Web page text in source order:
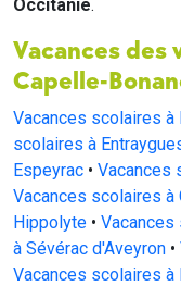
Occitanie.
Vacances des
Capelle-
Vacances scolaires à
scolaires à
Espeyrac • Vacances
Vacances scolaires à
Hippolyte • Vacances
à Sévérac d'Aveyron •
Vacances scolaires à